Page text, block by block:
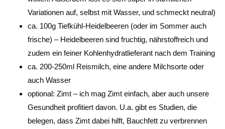
Variationen auf, selbst mit Wasser, und schmeckt neutral)
ca. 100g Tiefkühl-Heidelbeeren (oder im Sommer auch
frische) – Heidelbeeren sind fruchtig, nährstoffreich und
zudem ein feiner Kohlenhydratlieferant nach dem Training
ca. 200-250ml Reismilch, eine andere Milchsorte oder
auch Wasser
optional: Zimt – ich mag Zimt einfach, aber auch unsere
Gesundheit profitiert davon. U.a. gibt es Studien, die
belegen, dass Zimt dabei hilft, Bauchfett zu verbrennen